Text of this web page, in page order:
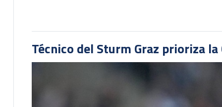
Técnico del Sturm Graz prioriza